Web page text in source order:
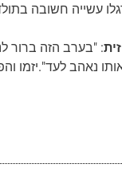
עשייה חשובה
: "בערב הזה ברור
נאהב לעד".יזמו